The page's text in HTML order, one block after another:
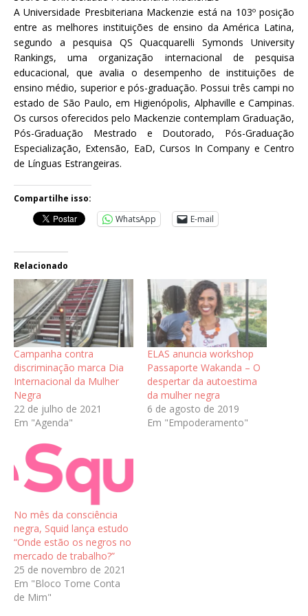
A Universidade Presbiteriana Mackenzie está na 103º posição
entre as melhores instituições de ensino da América Latina,
segundo a pesquisa QS Quacquarelli Symonds University
Rankings, uma organização internacional de pesquisa
educacional, que avalia o desempenho de instituições de
ensino médio, superior e pós-graduação. Possui três campi no
estado de São Paulo, em Higienópolis, Alphaville e Campinas.
Os cursos oferecidos pelo Mackenzie contemplam Graduação,
Pós-Graduação Mestrado e Doutorado, Pós-Graduação
Especialização, Extensão, EaD, Cursos In Company e Centro
de Línguas Estrangeiras.
Compartilhe isso:
WhatsApp
E-mail
Relacionado
Campanha contra
discriminação marca Dia
Internacional da Mulher
Negra
22 de julho de 2021
Em "Agenda"
ELAS anuncia workshop
Passaporte Wakanda – O
despertar da autoestima
da mulher negra
6 de agosto de 2019
Em "Empoderamento"
No mês da consciência
negra, Squid lança estudo
“Onde estão os negros no
mercado de trabalho?”
25 de novembro de 2021
Em "Bloco Tome Conta
de Mim"